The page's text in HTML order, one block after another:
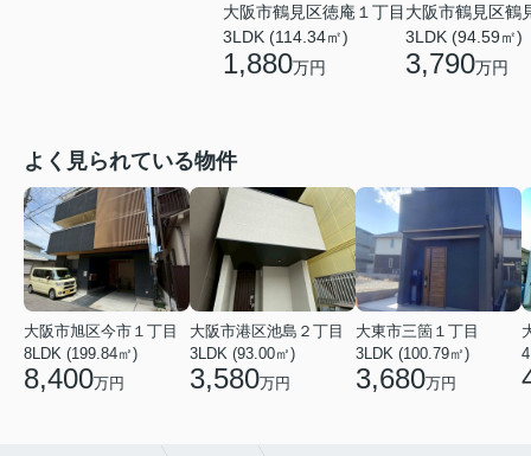
大阪市鶴見区徳庵１丁目
3LDK (114.34㎡)
1,880万円
大阪市鶴見区鶴
3LDK (94.59㎡)
3,790万円
よく見られている物件
大阪市旭区今市１丁目
8LDK (199.84㎡)
8,400万円
大阪市港区池島２丁目
3LDK (93.00㎡)
3,580万円
大東市三箇１丁目
3LDK (100.79㎡)
3,680万円